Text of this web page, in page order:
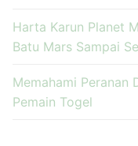
Harta Karun Planet
Batu Mars Sampai
Memahami Peranan
Pemain Togel